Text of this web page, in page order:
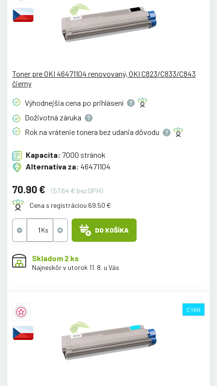
Toner pre OKI 46471104 renovovaný, OKI C823/C833/C843
čierny
Výhodnejšia cena po prihlásení
Doživotná záruka
Rok na vrátenie tonera bez udania dôvodu
Kapacita: 7000 stránok
Alternatíva za: 46471104
70.90 €
(57.64 € bez DPH)
Cena s registráciou 69.50 €
DO KOŠÍKA
Skladom 2 ks
Najneskôr v utorok 11. 8. u Vás
CYAN